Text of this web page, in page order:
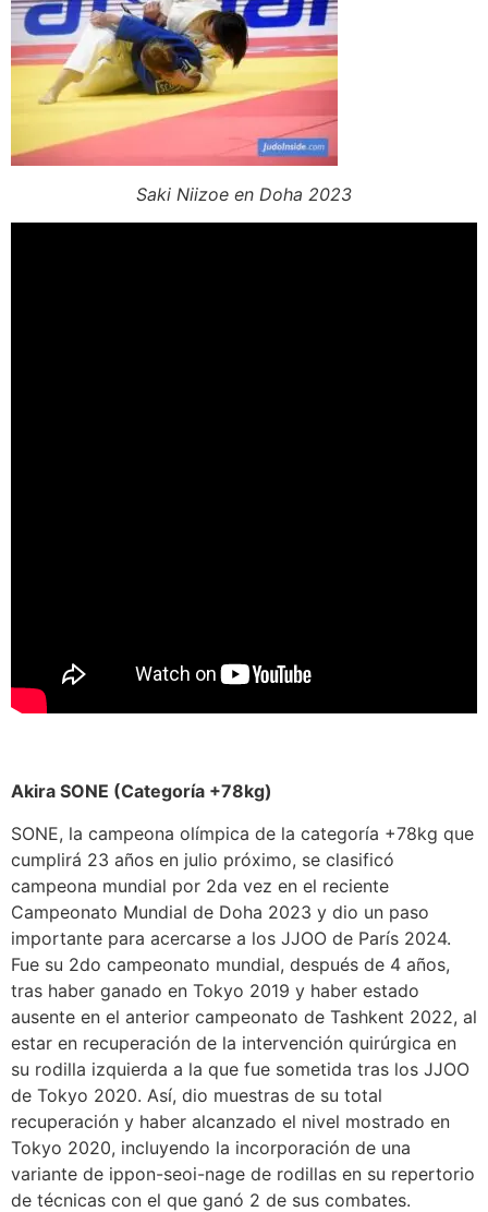
Saki Niizoe en Doha 2023
Akira SONE (Categoría +78kg)
SONE, la campeona olímpica de la categoría +78kg que
cumplirá 23 años en julio próximo, se clasificó
campeona mundial por 2da vez en el reciente
Campeonato Mundial de Doha 2023 y dio un paso
importante para acercarse a los JJOO de París 2024.
Fue su 2do campeonato mundial, después de 4 años,
tras haber ganado en Tokyo 2019 y haber estado
ausente en el anterior campeonato de Tashkent 2022, al
estar en recuperación de la intervención quirúrgica en
su rodilla izquierda a la que fue sometida tras los JJOO
de Tokyo 2020. Así, dio muestras de su total
recuperación y haber alcanzado el nivel mostrado en
Tokyo 2020, incluyendo la incorporación de una
variante de ippon-seoi-nage de rodillas en su repertorio
de técnicas con el que ganó 2 de sus combates.